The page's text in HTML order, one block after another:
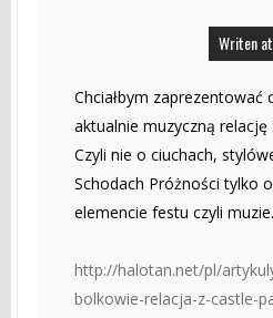
Writen
Chciałbym zaprezentować
aktualnie muzyczną relację
Czyli nie o ciuchach,
Schodach Próżności tylko
elemencie festu czyli muzie.
http://halotan.net/pl/
bolkowie-relacja-z-castle-